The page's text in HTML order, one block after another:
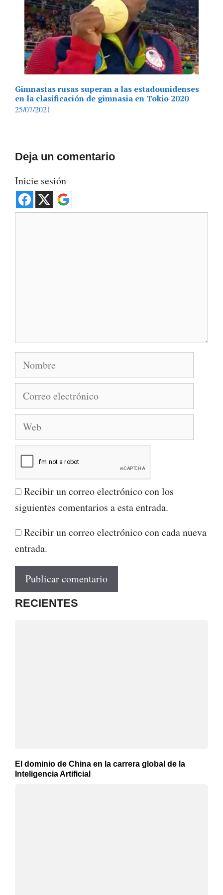
Gimnastas rusas superan a las estadounidenses
en la clasificación de gimnasia en Tokio 2020
25/07/2021
Deja un comentario
Inicie sesión
Nombre
Correo
Web
Recibir un correo electrónico con los
siguientes comentarios a esta entrada.
Recibir un correo electrónico con cada nueva
entrada.
RECIENTES
El dominio de China en la carrera global de la
Inteligencia Artificial